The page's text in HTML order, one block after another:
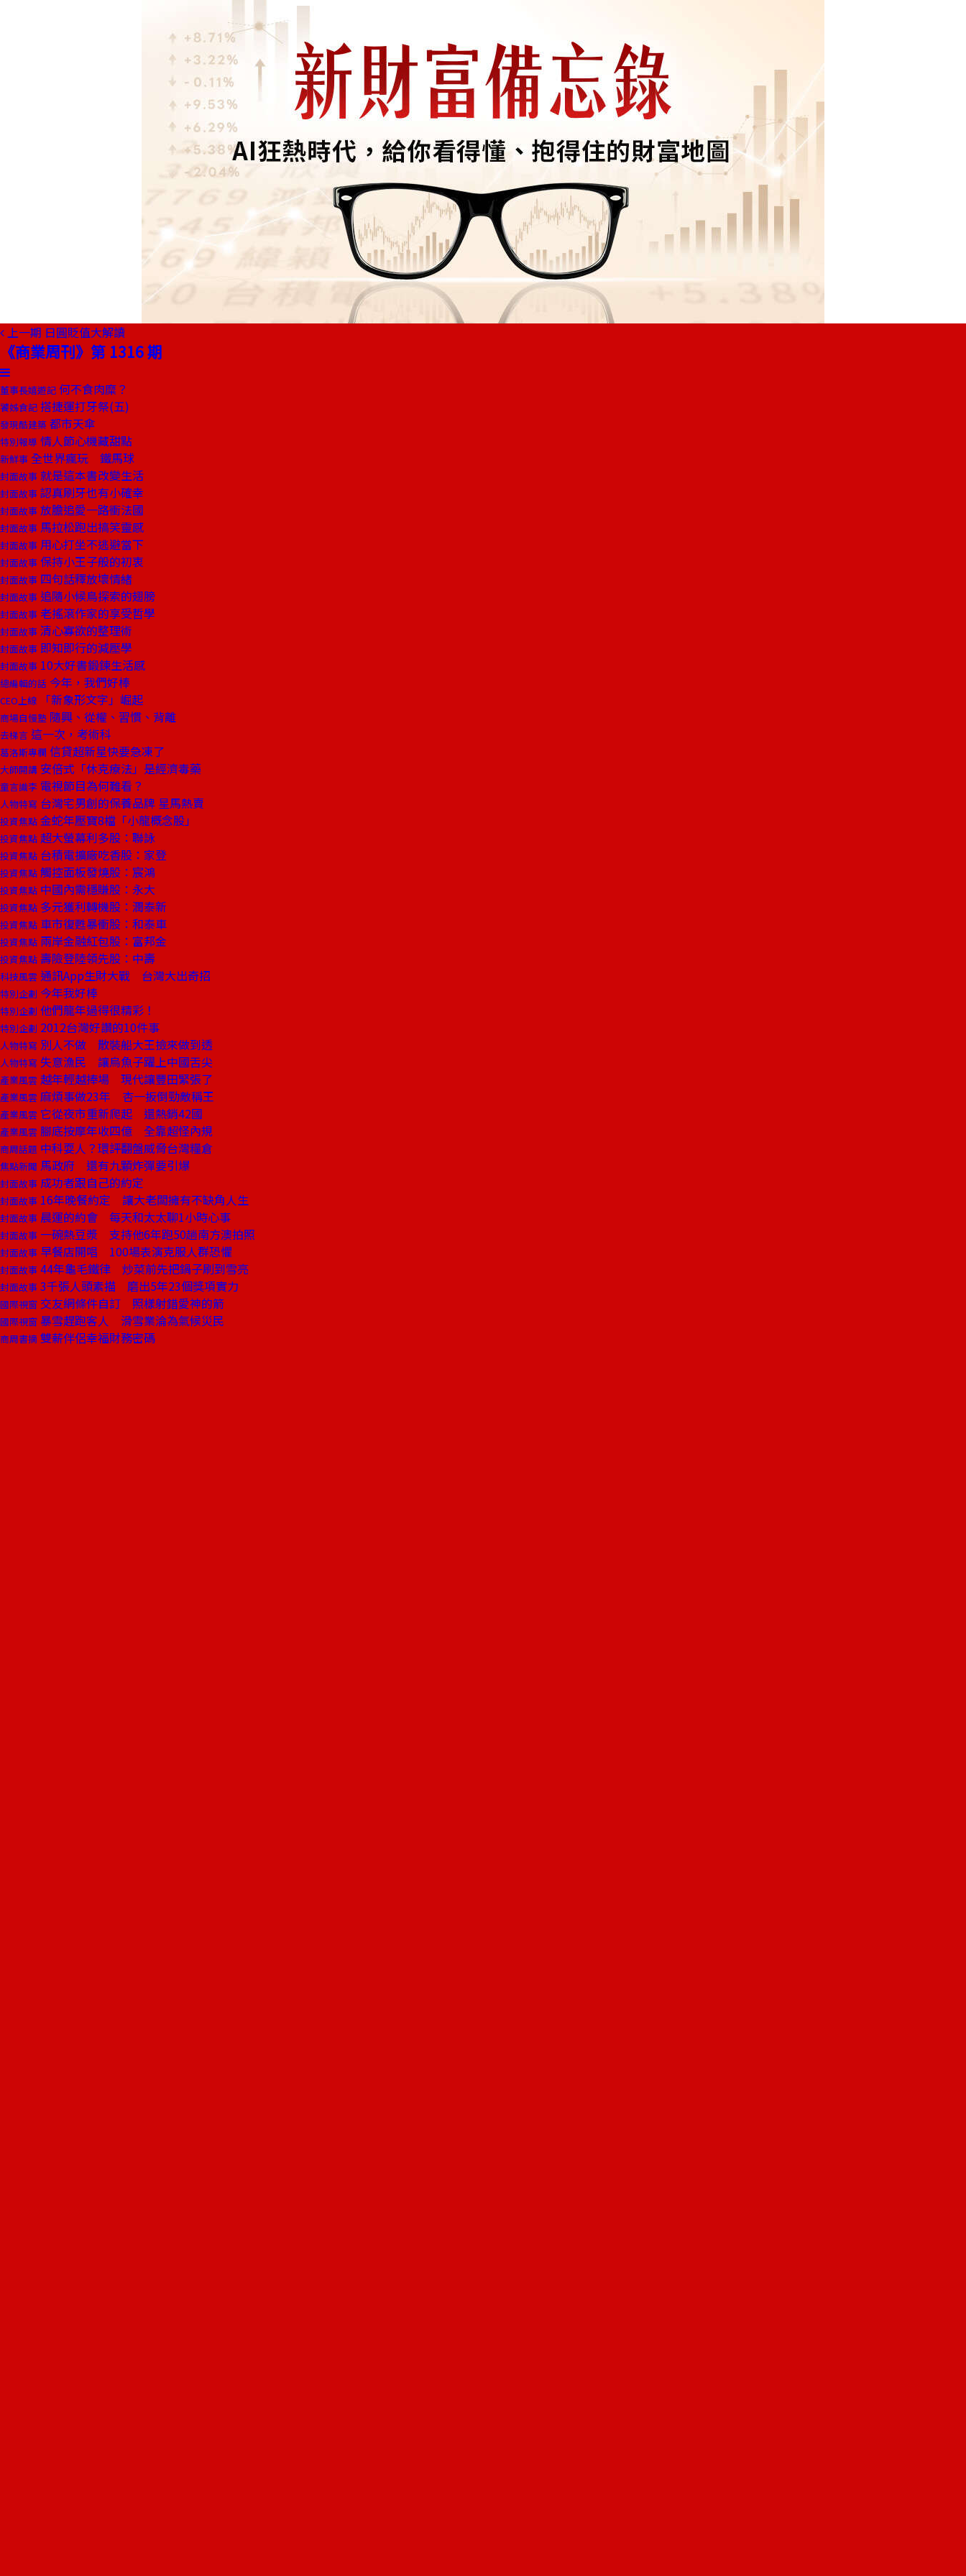
上一期 日圓貶值大解讀
《商業周刊》第 1316 期
董事長嬉遊記 何不食肉糜？
饕姊食記 搭捷運打牙祭(五)
發現酷建築 都市天傘
特別報導 情人節心機藏甜點
新鮮事 全世界瘋玩 鐵馬球
封面故事 就是這本書改變生活
封面故事 認真刷牙也有小確幸
封面故事 放膽追愛一路衝法國
封面故事 馬拉松跑出搞笑靈感
封面故事 用心打坐不逃避當下
封面故事 保持小王子般的初衷
封面故事 四句話釋放壞情緒
封面故事 追隨小候鳥探索的翅膀
封面故事 老搖滾作家的享受哲學
封面故事 清心寡欲的整理術
封面故事 即知即行的減壓學
封面故事 10大好書鍛鍊生活感
總編輯的話 今年，我們好棒
CEO上線 「新象形文字」崛起
商場自慢塾 隨興、從權、習慣、背離
去梯言 這一次，考術科
葛洛斯專欄 信貸超新星快要急凍了
大師開講 安倍式「休克療法」是經濟毒藥
童言識李 電視節目為何難看？
人物特寫 台灣宅男創的保養品牌 星馬熱賣
投資焦點 金蛇年壓寶8檔「小龍概念股」
投資焦點 超大螢幕利多股：聯詠
投資焦點 台積電擴廠吃香股：家登
投資焦點 觸控面板發燒股：宸鴻
投資焦點 中國內需穩賺股：永大
投資焦點 多元獲利轉機股：潤泰新
投資焦點 車市復甦暴衝股：和泰車
投資焦點 兩岸金融紅包股：富邦金
投資焦點 壽險登陸領先股：中壽
科技風雲 通訊App生財大戰 台灣大出奇招
特別企劃 今年我好棒
特別企劃 他們龍年過得很精彩！
特別企劃 2012台灣好讚的10件事
人物特寫 別人不做 散裝船大王撿來做到透
人物特寫 失意漁民 讓烏魚子躍上中國舌尖
產業風雲 越年輕越捧場 現代讓豐田緊張了
產業風雲 麻煩事做23年 杏一扳倒勁敵稱王
產業風雲 它從夜市重新爬起 還熱銷42國
產業風雲 腳底按摩年收四億 全靠超怪內規
商周話題 中科耍人？環評翻盤威脅台灣糧倉
焦點新聞 馬政府 還有九顆炸彈要引爆
封面故事 成功者跟自己的約定
封面故事 16年晚餐約定 讓大老闆擁有不缺角人生
封面故事 晨運的約會 每天和太太聊1小時心事
封面故事 一碗熱豆漿 支持他6年跑50趟南方澳拍照
封面故事 早餐店開唱 100場表演克服人群恐懼
封面故事 44年龜毛鐵律 炒菜前先把鍋子刷到雪亮
封面故事 3千張人頭素描 磨出5年23個獎項實力
國際視窗 交友網條件自訂 照樣射錯愛神的箭
國際視窗 暴雪趕跑客人 滑雪業淪為氣候災民
商周書摘 雙薪伴侶幸福財務密碼